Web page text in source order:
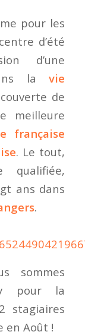
pour les
d’été
d’une
lavie
de
meilleure
française
. Le tout,
qualifiée,
ans dans
.
sommes
pour la
stagiaires
en Août !